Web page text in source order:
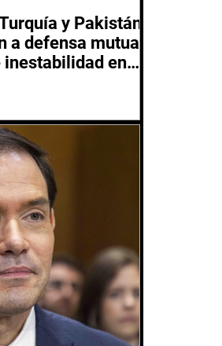
y Pakistán
a defensa mutua
en